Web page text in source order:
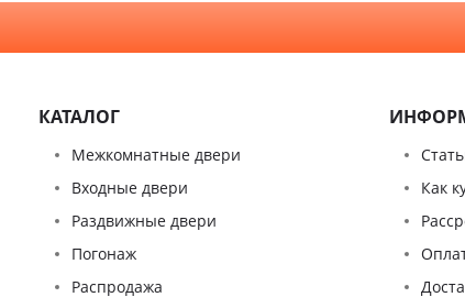
КАТАЛОГ
Межкомнатные двери
Входные двери
Раздвижные двери
Погонаж
Распродажа
Как